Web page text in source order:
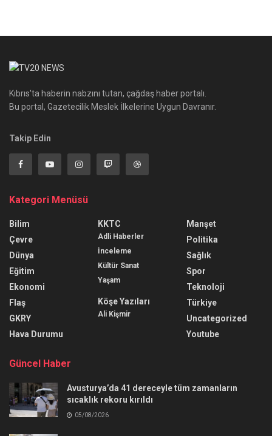
Kıbrıs'ta haberin nabzını tutan, çağdaş haber portalı.
Bu portal, Gazetecilik Meslek İlkelerine Uygun Davranır.
Takip Edin
Kategori Menüsü
Bilim
Çevre
Dünya
Eğitim
Ekonomi
Flaş
GKRY
Hava Durumu
KKTC
Adli Haberler
İnceleme
Kültür Sanat
Yaşam
Köşe Yazıları
Ali Kişmir
Manşet
Politika
Sağlık
Spor
Teknoloji
Türkiye
Uncategorized
Youtube
Güncel Haber
Avusturya’da 41 dereceyle tüm zamanların
sıcaklık rekoru kırıldı
05/08/2026